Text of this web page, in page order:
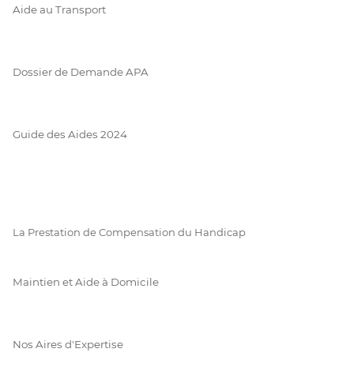
Aide au Transport
Dossier de Demande APA
Guide des Aides 2024
La Prestation de Compensation du Handicap
Maintien et Aide à Domicile
Nos Aires d'Expertise